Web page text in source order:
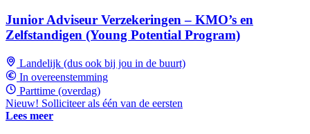
Junior Adviseur Verzekeringen – KMO’s en
Zelfstandigen (Young Potential Program)
Landelijk (dus ook bij jou in de buurt)
In overeenstemming
Parttime (overdag)
Nieuw! Solliciteer als één van de eersten
Lees meer